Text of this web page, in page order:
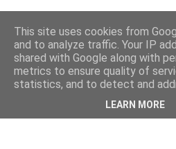
This site uses cookies from
and to analyze traffic. Your IP
shared with Google along with
metrics to ensure quality of
statistics, and to detect and
LEARN MORE